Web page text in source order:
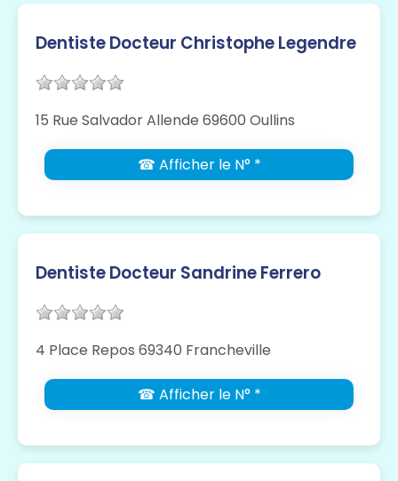
Dentiste Docteur Christophe Legendre
15 Rue Salvador Allende 69600 Oullins
☎ Afficher le N° *
Dentiste Docteur Sandrine Ferrero
4 Place Repos 69340 Francheville
☎ Afficher le N° *